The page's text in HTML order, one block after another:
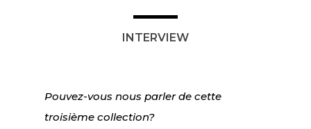
INTERVIEW
Pouvez-vous nous parler de cette
troisième collection?